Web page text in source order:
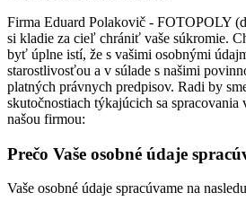
Firma Eduard Polakovič - FOTOPOLY
si kladie za cieľ chrániť vaše súkromie.
byť úplne istí, že s vašimi osobnými
starostlivosťou a v súlade s našimi
platných právnych predpisov. Radi by
skutočnostiach týkajúcich sa spracovania
našou firmou:
Prečo Vaše osobné údaje
Vaše osobné údaje spracúvame na